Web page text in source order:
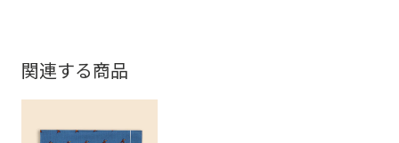
関連する商品